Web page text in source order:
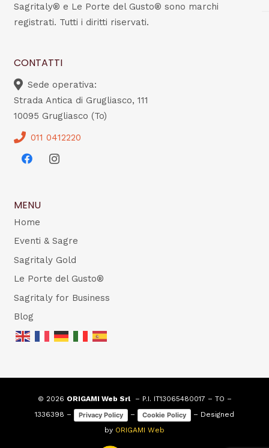
Sagritaly® e Le Porte del Gusto® sono marchi
registrati. Tutti i diritti riservati.
CONTATTI
Sede operativa:
Strada Antica di Grugliasco, 111
10095 Grugliasco (To)
011 0412220
MENU
Home
Eventi & Sagre
Sagritaly Gold
Le Porte del Gusto®
Sagritaly for Business
Blog
© 2026 ORIGAMI Web Srl– P.I. IT13065480017 – TO –
1336398 –
Privacy Policy – Cookie Policy
– Designed
by ORIGAMI Web